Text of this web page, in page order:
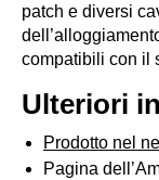
patch e diversi
compatibili con il
Ulteriori
Prodotto nel
Pagina